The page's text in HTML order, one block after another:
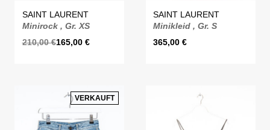
SAINT LAURENT
Minirock , Gr. XS
210,00€165,00 €
SAINT LAURENT
Minikleid , Gr. S
365,00€
VERKAUFT